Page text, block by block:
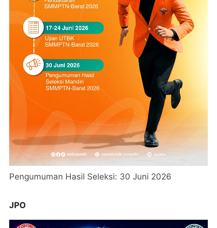
Pengumuman Hasil Seleksi: 30 Juni 2026
JPO